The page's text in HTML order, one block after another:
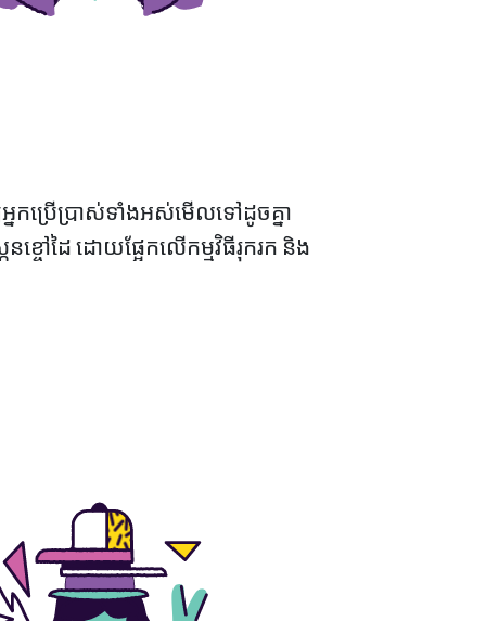
នកប្រើប្រាស់ទាំងអស់មើលទៅដូចគ្នា
នខ្ចៅដៃ ដោយផ្អែកលើកម្មវិធីរុករក និង